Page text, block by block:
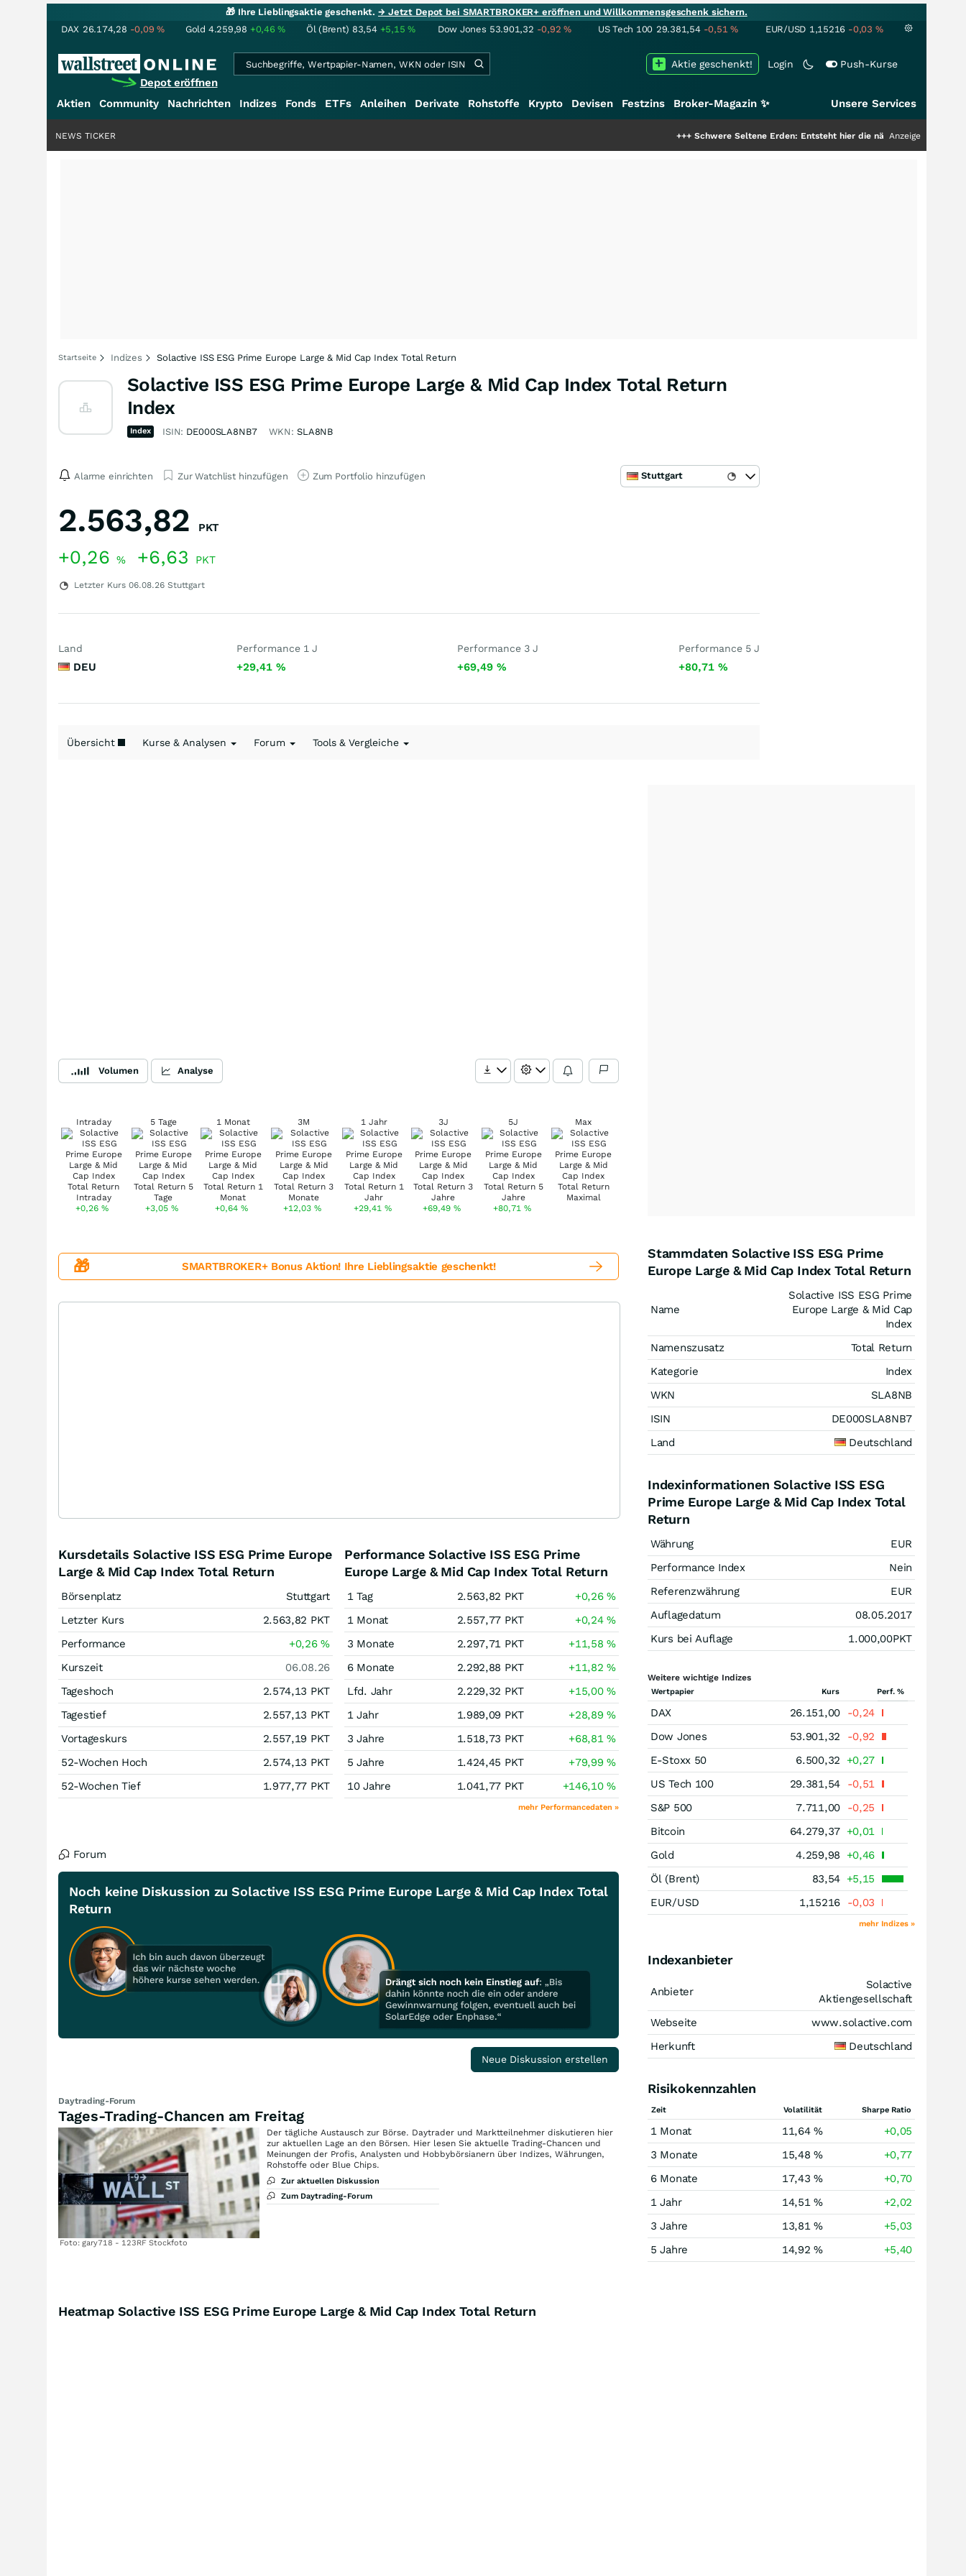
🎁 Ihre Lieblingsaktie geschenkt.→ Jetzt Depot bei SMARTBROKER+ eröffnen und Willkommensgeschenk sichern.
DAX 26.174,28 -0,09% Gold 4.259,98 +0,46% Öl (Brent) 83,54 +5,15% Dow Jones 53.901,32 -0,92% US Tech 100 29.381,54 -0,51% EUR/USD 1,15216 -0,03 %
Depot eröffnen
Login Push-Kurse
Aktie geschenkt!
Aktien Community Nachrichten Indizes Fonds ETFs Anleihen Derivate Rohstoffe Krypto Devisen Festzins Broker-Magazin ✨ Unsere Services
Schwere Seltene Erden: Entsteht hier die nächste Milliardenstory?
Anzeige
NEWS TICKER
Startseite Indizes Solactive ISS ESG Prime Europe Large & Mid Cap Index Total Return
Solactive ISS ESG Prime Europe Large & Mid Cap Index Total Return
Index
Index ISIN: DE000SLA8NB7 WKN: SLA8NB
Alarme einrichten Zur Watchlist hinzufügen Zum Portfolio hinzufügen Stuttgart
2.563,82 PKT
+0,26 % +6,63 PKT
Letzter Kurs 06.08.26 Stuttgart
Land
DEU
Performance 1 J
+29,41 %
Performance 3 J
+69,49%
Performance 5 J
+80,71 %
Übersicht Kurse & Analysen Forum Tools & Vergleiche
Volumen Analyse
Intraday
+0,26%
5 Tage
+3,05%
1 Monat
+0,64%
3M
+12,03%
1 Jahr
+29,41 %
3J
+69,49%
5J
+80,71 %
Max
🎁 SMARTBROKER+ Bonus Aktion! Ihre Lieblingsaktie geschenkt!
Kursdetails Solactive ISS ESG Prime Europe
Large & Mid Cap Index Total Return
Börsenplatz
Stuttgart
Letzter Kurs
2.563,82 PKT
Performance
+0,26%
Kurszeit
06.08.26
Tageshoch
2.574,13 PKT
Tagestief
2.557,13 PKT
Vortageskurs
2.557,19 PKT
52-Wochen Hoch
2.574,13 PKT
52-Wochen Tief
1.977,77 PKT
Performance Solactive ISS ESG Prime
Europe Large & Mid Cap Index Total Return
1 Tag 2.563,82 PKT +0,26%
1 Monat
2.557,77 PKT +0,24%
3 Monate
2.297,71 PKT +11,58%
6 Monate
2.292,88 PKT +11,82%
Lfd. Jahr
2.229,32 PKT +15,00%
1 Jahr
1.989,09 PKT +28,89%
3 Jahre
1.518,73 PKT +68,81%
5 Jahre
1.424,45 PKT +79,99%
10 Jahre
1.041,77 PKT +146,10%
mehr Performancedaten »
Forum
Noch keine Diskussion zu Solactive ISS ESG Prime Europe Large & Mid Cap Index Total
Return
Neue Diskussion erstellen
Daytrading-Forum
Tages-Trading-Chancen am Freitag
Foto: gary718 - 123RF Stockfoto
Der tägliche Austausch zur Börse. Daytrader und Marktteilnehmer diskutieren hier
zur aktuellen Lage an den Börsen. Hier lesen Sie aktuelle Trading-Chancen und
Meinungen der Profis, Analysten und Hobbybörsianern über Indizes, Währungen,
Rohstoffe oder Blue Chips.
Zur aktuellen Diskussion
Zum Daytrading-Forum
Stammdaten Solactive ISS ESG Prime
Europe Large & Mid Cap Index Total Return
Name
Solactive ISS ESG Prime
Europe Large & Mid Cap
Index
Namenszusatz
Total Return
Kategorie
Index
WKN
SLA8NB
ISIN
DE000SLA8NB7
Land
Deutschland
Indexinformationen Solactive ISS ESG
Prime Europe Large & Mid Cap Index Total
Return
Währung
EUR
Performance Index
Nein
Referenzwährung
EUR
Auflagedatum
08.05.2017
Kurs bei Auflage
1.000,00PKT
Weitere wichtige Indizes
Wertpapier Kurs Perf. %
DAX 26.151,00
-0,24
Dow Jones
53.901,32
-0,92
E-Stoxx 50
6.500,32
+0,27
US Tech 100
29.381,54
-0,51
S&P 500
7.711,00
-0,25
Bitcoin
64.279,37 +0,01
Gold
4.259,98
+0,46
Öl (Brent)
83,54 +5,15
EUR/USD
1,15216 -0,03
mehr Indizes »
Indexanbieter
Anbieter
Solactive
Aktiengesellschaft
Webseite
www.solactive.com
Herkunft
Deutschland
Risikokennzahlen
Zeit Volatilität Sharpe Ratio
1 Monat 11,64 %
+0,05
3 Monate
15,48 %
+0,77
6 Monate
17,43 %
+0,70
1 Jahr
14,51 %
+2,02
3 Jahre
13,81 %
+5,03
5 Jahre
14,92 % +5,40
Heatmap Solactive ISS ESG Prime Europe Large & Mid Cap Index Total Return